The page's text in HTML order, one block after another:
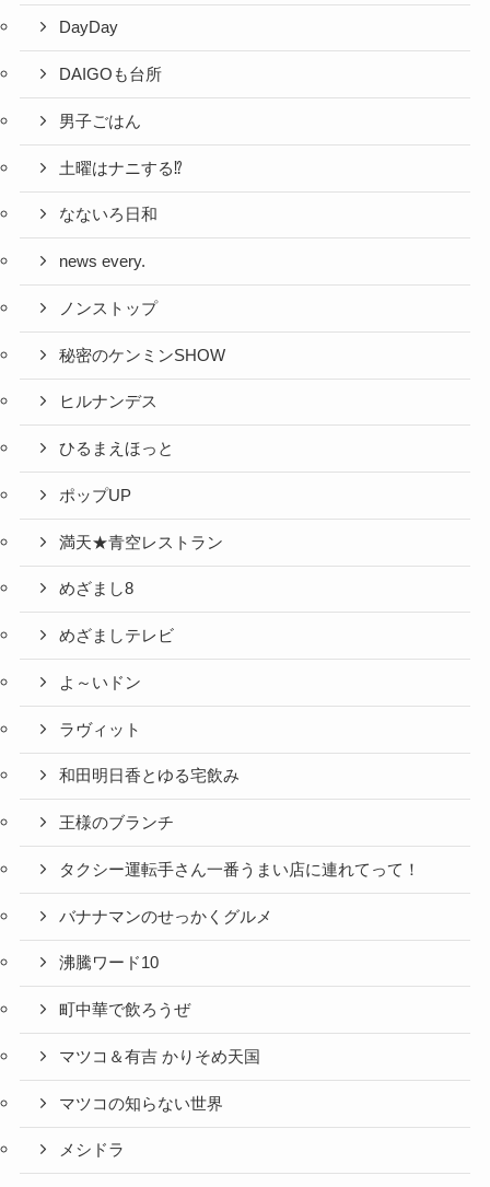
DayDay
DAIGOも台所
男子ごはん
土曜はナニする⁉
なないろ日和
news every.
ノンストップ
秘密のケンミンSHOW
ヒルナンデス
ひるまえほっと
ポップUP
満天★青空レストラン
めざまし8
めざましテレビ
よ～いドン
ラヴィット
和田明日香とゆる宅飲み
王様のブランチ
タクシー運転手さん一番うまい店に連れてって！
バナナマンのせっかくグルメ
沸騰ワード10
町中華で飲ろうぜ
マツコ＆有吉 かりそめ天国
マツコの知らない世界
メシドラ